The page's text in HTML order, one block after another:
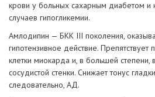
крови у больных сахарным диабетом и
случаев гипогликемии.
Амлодипин — БКК III поколения,
гипотензивное действие. Препятствует
клетки миокарда и, в большей
сосудистой стенки. Снижает тонус
следовательно, АД.